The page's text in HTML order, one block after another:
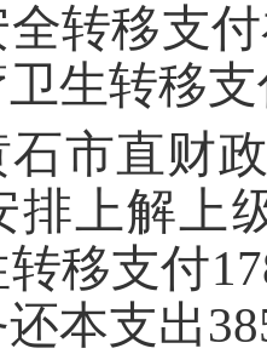
转移支
生转移
石市直财
排上解上
移支付
本支出